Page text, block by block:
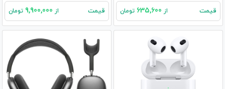
قیمت از تومان قیمت از تومان